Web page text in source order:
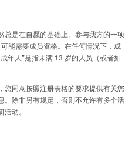
总是在自愿的基础上。参与我方的一项
能需要成员资格。在任何情况下，成
年人”是指未满 13 岁的人员（或者如
您同意按照注册表格的要求提供有关您
。除非另有规定，否则不允许有多个活
活动。